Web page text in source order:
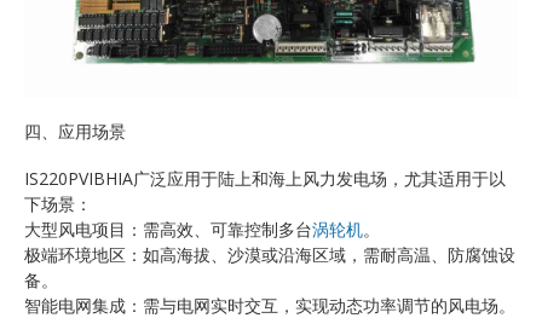
四、应用场景
IS220PVIBHIA广泛应用于陆上和海上风力发电场，尤其适用于以
下场景：
大型风电项目：需高效、可靠控制多台涡轮机。
极端环境地区：如高海拔、沙漠或沿海区域，需耐高温、防腐蚀设
备。
智能电网集成：需与电网实时交互，实现动态功率调节的风电场。